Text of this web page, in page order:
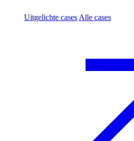
Uitgelichte cases Alle cases